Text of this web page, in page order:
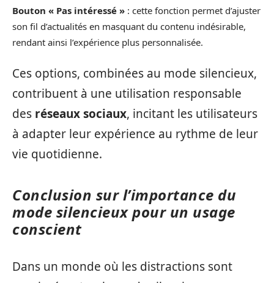
Bouton « Pas intéressé » : cette fonction permet d’ajuster
son fil d’actualités en masquant du contenu indésirable,
rendant ainsi l’expérience plus personnalisée.
Ces options, combinées au mode silencieux,
contribuent à une utilisation responsable
des réseaux sociaux, incitant les utilisateurs
à adapter leur expérience au rythme de leur
vie quotidienne.
Conclusion sur l’importance du
mode silencieux pour un usage
conscient
Dans un monde où les distractions sont